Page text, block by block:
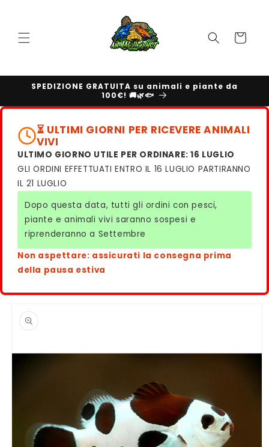
Carrello
SPEDIZIONE GRATUITA su animali e piante da
100€! 🚚🌿🐟
⏳ ULTIMI GIORNI PER RICEVERE ANIMALI
VIVI
ULTIMO GIORNO UTILE PER ORDINARE: 16 LUGLIO
GLI ORDINI EFFETTUATI ENTRO IL 16 LUGLIO PARTIRANNO
IL 21 LUGLIO
Dopo questa data, tutti gli ordini con pesci,
piante e animali vivi saranno sospesi e
riprenderanno a Settembre
Non aspettare: assicurati la consegna prima
della pausa estiva
informazioni
sul
prodotto